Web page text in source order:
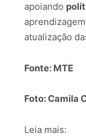
apoiando
atualização
Fonte: MTE
Foto: Camila
Leia mais: